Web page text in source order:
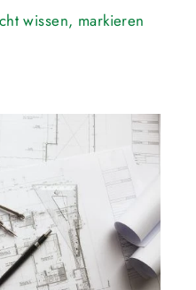
wissen, markieren